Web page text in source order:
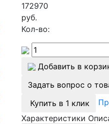
172970
руб.
Кол-во:
Добавить в
Задать вопрос о
Купить в 1 клик
Характеристики